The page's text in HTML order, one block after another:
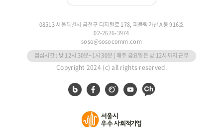
08513 서울특별시 금천구 디지털로 178, 퍼블릭가산 A동 916호
02-2676-3974
soso@sosocomm.com
점심시간 : 낮 12시 30분~1시 30분 | 매주 금요일은 낮 12시까지 근무
Copyright 2024 (c) all rights reserved.